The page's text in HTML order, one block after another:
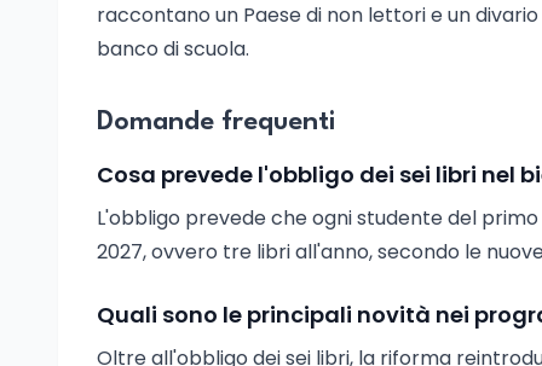
raccontano un Paese di non lettori e un
banco di scuola.
Domande frequenti
Cosa prevede l'obbligo dei sei libri nel
L'obbligo prevede che ogni studente del
2027, ovvero tre libri all'anno, secondo le
Quali sono le principali novità nei
Oltre all'obbligo dei sei libri, la riforma